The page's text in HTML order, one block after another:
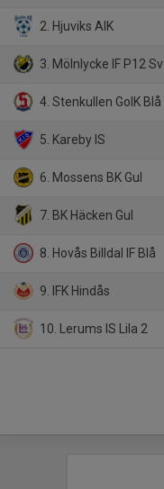
2. Hjuviks AIK
3. Mölnlycke IF P12 Svart
4. Stenkullen GoIK Blå
5. Kareby IS
6. Mossens BK Gul
7. BK Häcken Gul
8. Hovås Billdal IF Blå
9. IFK Hindås
10. Lerums IS Lila 2